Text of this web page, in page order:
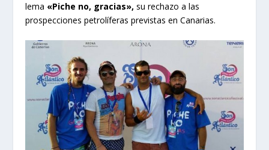
lema «Piche no, gracias», su rechazo a las
prospecciones petrolíferas previstas en Canarias.